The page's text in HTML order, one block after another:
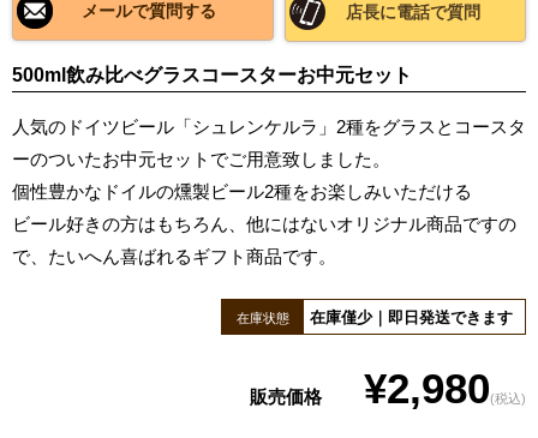
メールで質問する 店長に電話で質問
500ml飲み比べグラスコースターお中元セット
人気のドイツビール「シュレンケルラ」2種をグラスとコースタ
ーのついたお中元セットでご用意致しました。
個性豊かなドイルの燻製ビール2種をお楽しみいただける
ビール好きの方はもちろん、他にはないオリジナル商品ですの
で、たいへん喜ばれるギフト商品です。
在庫状態 在庫僅少｜即日発送できます
販売価格¥2,980(税込)